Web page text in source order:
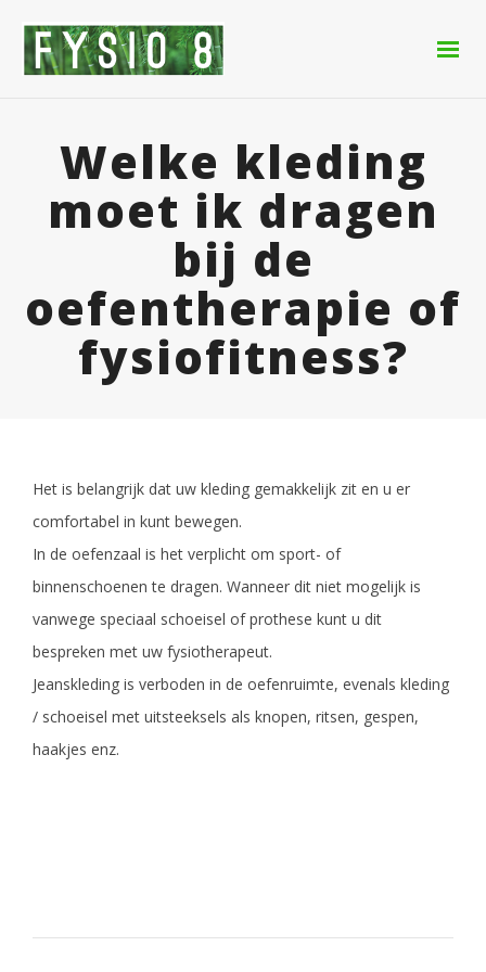
Welke kleding
moet ik dragen
bij de
oefentherapie of
fysiofitness?
Het is belangrijk dat uw kleding gemakkelijk zit en u er
comfortabel in kunt bewegen.
In de oefenzaal is het verplicht om sport- of
binnenschoenen te dragen. Wanneer dit niet mogelijk is
vanwege speciaal schoeisel of prothese kunt u dit
bespreken met uw fysiotherapeut.
Jeanskleding is verboden in de oefenruimte, evenals kleding
/ schoeisel met uitsteeksels als knopen, ritsen, gespen,
haakjes enz.